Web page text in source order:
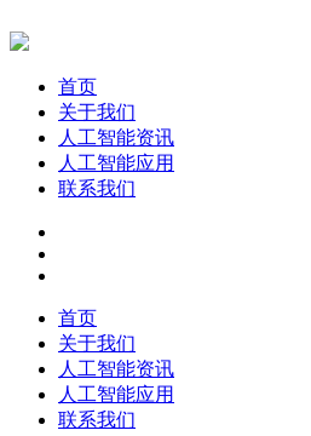
首页
关于我们
人工智能资讯
人工智能应用
联系我们
首页
关于我们
人工智能资讯
人工智能应用
联系我们